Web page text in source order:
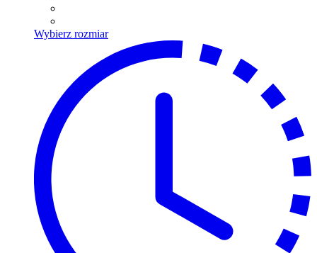
Wybierz rozmiarTen
produkt
ma
wiele